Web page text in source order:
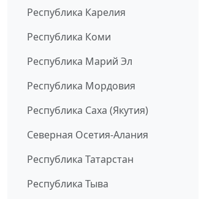
Республика Карелия
Республика Коми
Республика Марий Эл
Республика Мордовия
Республика Саха (Якутия)
Северная Осетия-Алания
Республика Татарстан
Республика Тыва